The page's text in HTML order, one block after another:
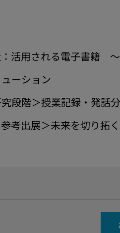
活用される電子書籍
ーション
段階＞授業記録・発話
考出展＞未来を切り拓